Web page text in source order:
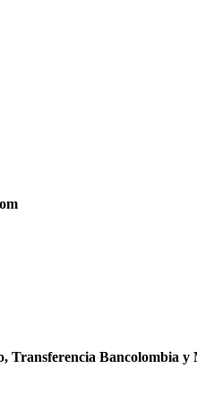
Transferencia Bancolombia y